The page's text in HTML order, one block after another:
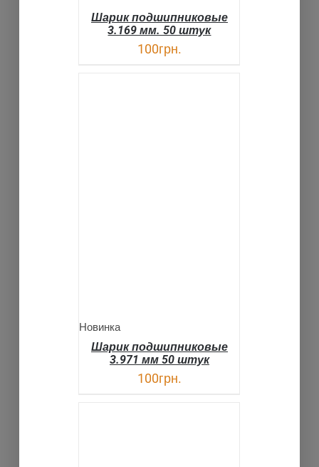
Шарик подшипниковые
3.169 мм. 50 штук
100грн.
Новинка
Шарик подшипниковые
3.971 мм 50 штук
100грн.